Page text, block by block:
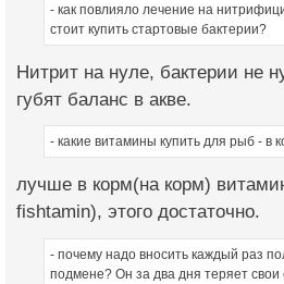
- как повлияло лечение на
стоит купить стартовые бактерии?
Нитрит на нуле, бактерии не
губят баланс в акве.
- какие витамины купить для рыб - в
лучше в корм(на корм)
fishtamin), этого достаточно.
- почему надо вносить каждый раз
подмене? Он за два дня теряет свои